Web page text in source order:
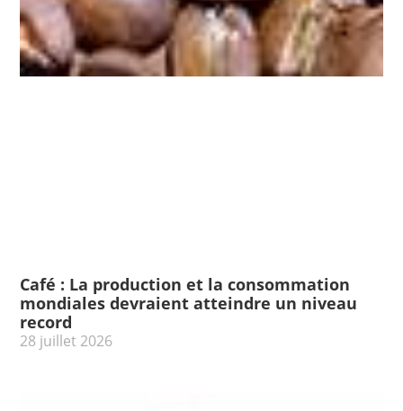
Café : La production et la consommation
mondiales devraient atteindre un niveau
record
28 juillet 2026